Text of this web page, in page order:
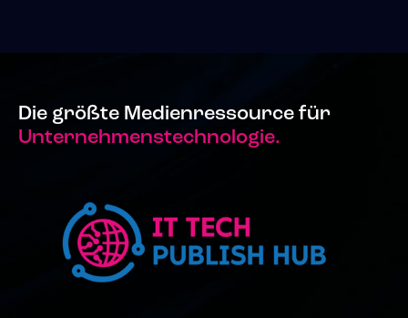
Die größte Medienressource für
Unternehmenstechnologie.